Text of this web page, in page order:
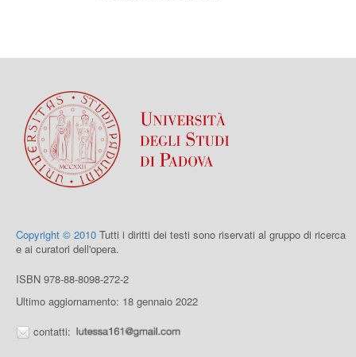
Copyright © 2010 Tutti i diritti dei testi sono riservati al gruppo di ricerca
e ai curatori dell'opera.
ISBN 978-88-8098-272-2
Ultimo aggiornamento: 18 gennaio 2022
contatti: